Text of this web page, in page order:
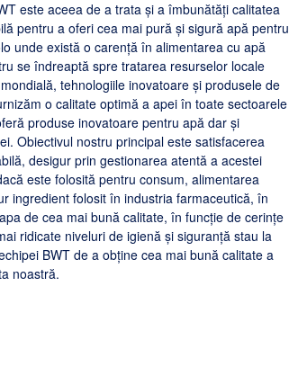
este aceea de a trata și a îmbunătăți calitatea
pentru a oferi cea mai pură și sigură apă pentru
unde există o carență în alimentarea cu apă
se îndreaptă spre tratarea resurselor locale
tehnologiile inovatoare și produsele de
o calitate optimă a apei în toate sectoarele
produse inovatoare pentru apă dar și
Obiectivul nostru principal este satisfacerea
desigur prin gestionarea atentă a acestei
este folosită pentru consum, alimentarea
ingredient folosit în industria farmaceutică, în
de cea mai bună calitate, în funcție de cerințe
ridicate niveluri de igienă și siguranță stau la
BWT de a obține cea mai bună calitate a
noastră.